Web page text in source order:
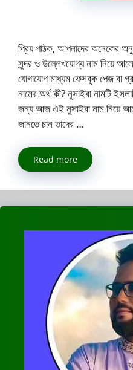
প্রিয় পাঠক, আপনাদের অনেকের
সুন্দর ও উল্লেখযোগ্য নাম নিয়ে
যোগাযোগ মাধ্যম ফেসবুক পেজ বা
নামের অর্থ কী? নুসাইবা নামটি
জন্য আজ এই নুসাইবা নাম নিয়ে
জানতে চান তাদের …
Read more